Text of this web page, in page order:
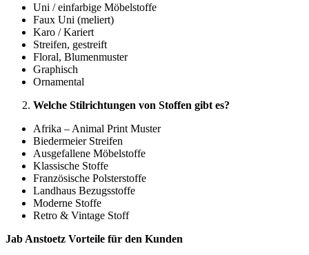
Uni / einfarbige Möbelstoffe
Faux Uni (meliert)
Karo / Kariert
Streifen, gestreift
Floral, Blumenmuster
Graphisch
Ornamental
Welche Stilrichtungen von Stoffen gibt es?
Afrika – Animal Print Muster
Biedermeier Streifen
Ausgefallene Möbelstoffe
Klassische Stoffe
Französische Polsterstoffe
Landhaus Bezugsstoffe
Moderne Stoffe
Retro & Vintage Stoff
Jab Anstoetz Vorteile für den Kunden